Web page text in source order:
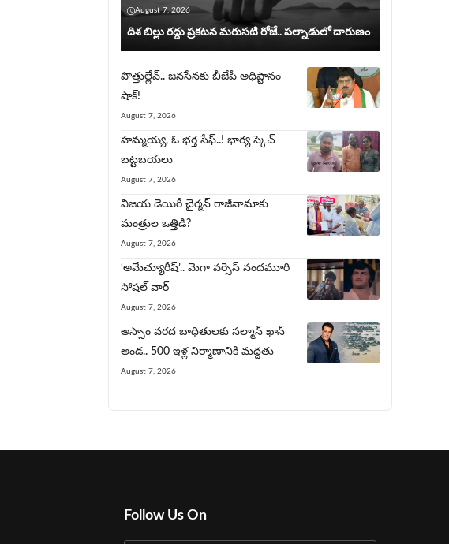
August 7, 2026
దిశ బిల్లు రద్దు ప్రకటన మరుసటి రోజే.. పల్నాడులో దారుణం
పొత్తుల్లేవ్.. జనసేనకు బీజేపీ అధిష్టానం
షాక్!
August 7, 2026
హ‌మ్మ‌య్య, ఓ భ‌ర్త సేఫ్..! భార్య‌ స్కెచ్
బ‌ట్ట‌బ‌య‌లు
August 7, 2026
విజయ డెయిరీ చైర్మ‌న్‌ రాజీనామాకు
మంత్రుల ఒత్తిడి?
August 7, 2026
‘అమేచ్యూరీష్’.. మెగా వర్సెస్ నందమూరి
సోషల్ వార్
August 7, 2026
అస్సాం వరద బాధితులకు సల్మాన్ ఖాన్
అండ.. 500 ఇళ్ల నిర్మాణానికి మద్దతు
August 7, 2026
Follow Us On